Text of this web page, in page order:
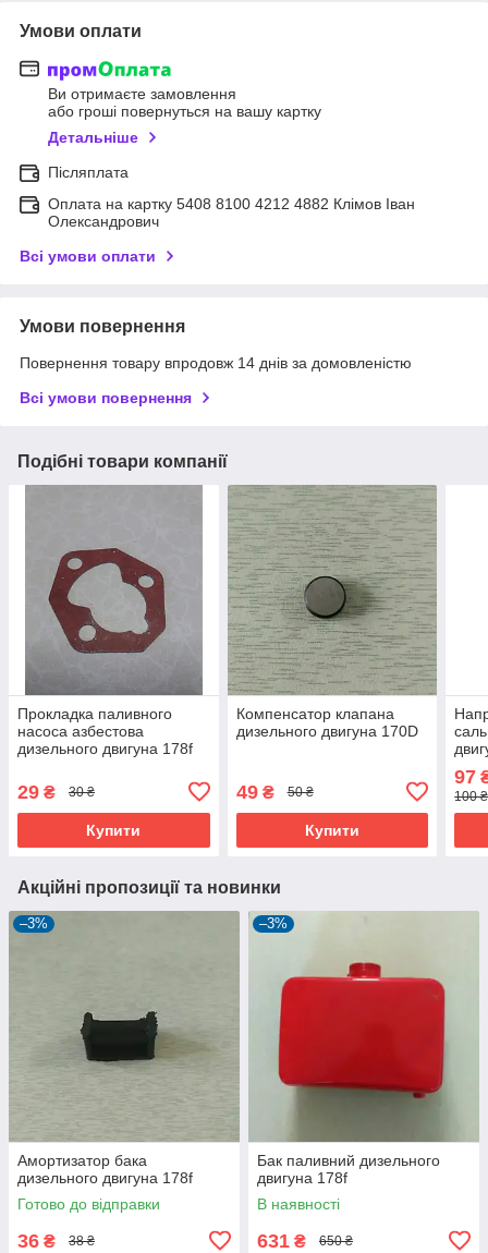
Умови оплати
Ви отримаєте замовлення
або гроші повернуться на вашу картку
Детальніше
Післяплата
Оплата на картку 5408 8100 4212 4882 Клімов Іван
Олександрович
Всі умови оплати
Умови повернення
Повернення товару впродовж 14 днів за домовленістю
Всі умови повернення
Подібні товари компанії
Прокладка паливного
насоса азбестова
дизельного двигуна 178f
29 ₴ 30 ₴
Купити
Компенсатор клапана
дизельного двигуна 170D
49₴ 50 ₴
Купити
97
100
Акційні пропозиції та новинки
–3%
Амортизатор бака
дизельного двигуна 178f
Готово до відправки
36 ₴ 38 ₴
–3%
Бак паливний дизельного
двигуна 178f
В наявності
631 ₴ 650 ₴